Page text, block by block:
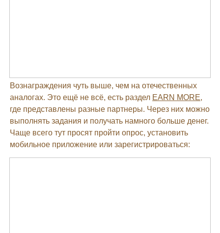
Вознаграждения чуть выше, чем на отечественных
аналогах. Это ещё не всё, есть раздел EARN MORE,
где представлены разные партнеры. Через них можно
выполнять задания и получать намного больше денег.
Чаще всего тут просят пройти опрос, установить
мобильное приложение или зарегистрироваться: